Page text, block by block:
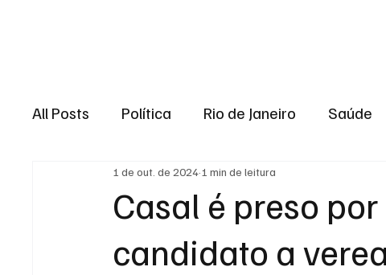
All Posts Política Rio de Janeiro Saúde
Região dos lagos Baixada Fluminense
Niterói Zona Oeste
Casal é preso
candidato a
1 de out. de 2024 1 min de leitura